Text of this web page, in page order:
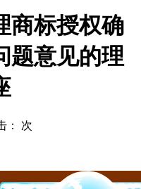
商标授权确
题意见的理
次